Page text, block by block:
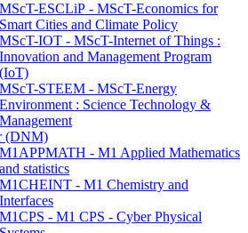
MScT-ESCLiP - MScT-Economics for
Smart Cities and Climate Policy
MScT-IOT - MScT-Internet of Things :
Innovation and Management Program
(IoT)
MScT-STEEM - MScT-Energy
Environment : Science Technology &
Management
(DNM)
M1APPMATH - M1 Applied Mathematics
and statistics
M1CHEINT - M1 Chemistry and
Interfaces
M1CPS - M1 CPS - Cyber Physical